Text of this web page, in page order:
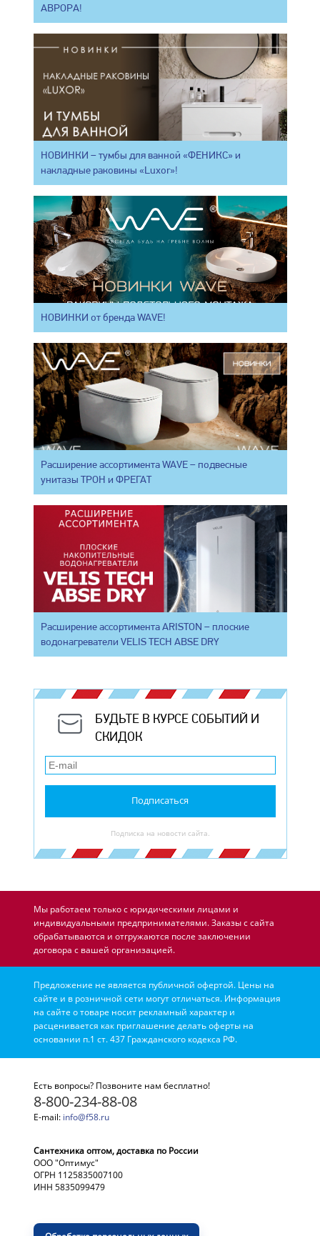
АВРОРА!
НОВИНКИ – тумбы для ванной «ФЕНИКС» и
накладные раковины «Luxor»!
НОВИНКИ от бренда WAVE!
Расширение ассортимента WAVE – подвесные
унитазы ТРОН и ФРЕГАТ
Расширение ассортимента ARISTON – плоские
водонагреватели VELIS TECH ABSE DRY
БУДЬТЕ В КУРСЕ СОБЫТИЙ И
СКИДОК
Подписаться
Подписка на новости сайта.
Мы работаем только с юридическими лицами и
индивидуальными предпринимателями. Заказы с сайта
обрабатываются и отгружаются после заключении
договора с вашей организацией.
Предложение не является публичной офертой. Цены на
сайте и в розничной сети могут отличаться. Информация
на сайте о товаре носит рекламный характер и
расценивается как приглашение делать оферты на
основании п.1 ст. 437 Гражданского кодекса РФ.
Есть вопросы? Позвоните нам бесплатно!
8-800-234-88-08
E-mail: info@f58.ru
Сантехника оптом, доставка по России
ООО "Оптимус"
ОГРН 1125835007100
ИНН 5835099479